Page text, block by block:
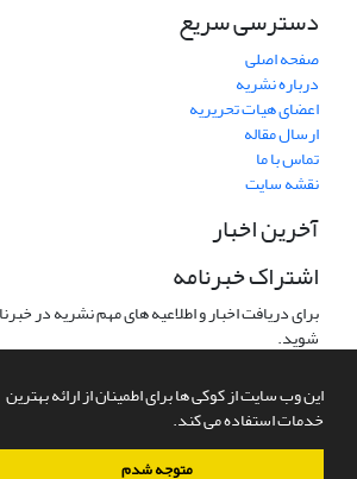
این وب سایت از کوکی ها برای اطمینان از ارائه بهترین
خدمات استفاده می کند.
متوجه شدم
دسترسی سریع
صفحه اصلی
درباره نشریه
اعضای هیات تحریریه
ارسال مقاله
تماس با ما
نقشه سایت
آخرین اخبار
اشتراک خبرنامه
برای دریافت اخبار و اطلاعیه های مهم نشریه در
شوید.